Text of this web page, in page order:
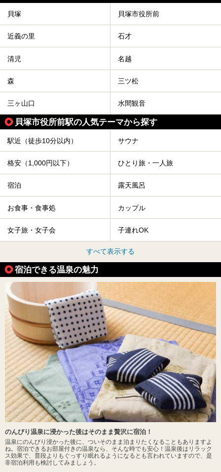
貝塚 貝塚市役所前
近義の里 石才
清児 名越
森 三ツ松
三ヶ山口 水間観音
貝塚市役所前駅の人気テーマから探す
駅近（徒歩10分以内） サウナ
格安（1,000円以下） ひとり旅・一人旅
宿泊 露天風呂
お食事・食事処 カップル
女子旅・女子会 子連れOK
すべて表示する
宿泊できる温泉の魅力
のんびり温泉に浸かった後はそのまま贅沢に宿泊！
温泉にのんびり浸かった後に、ついそのまま泊まりたくなることもありますよ
ね。宿泊できるお部屋付きの温泉なら、そんな時でも安心！温泉後はリラック
ス効果で、普段よりもぐっすり眠れるようになるとも言われていますので、是
非宿泊利用も検討してみましょう。